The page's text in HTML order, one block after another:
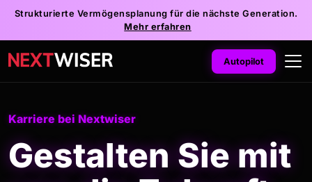
Strukturierte Vermögensplanung für die nächste Generation.
Mehr erfahren
Autopilot
Karriere bei Nextwiser
Gestalten Sie mit